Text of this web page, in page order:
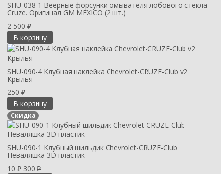
SHU-038-1 Веерные форсунки омывателя лобового стекла
Cruze. Оригинал GM MEXICO (2 шт.)
2 500 ₽
В корзину
SHU-090-4 Клубная наклейка Chevrolet-CRUZE-Club v2
Крылья
250 ₽
В корзину
Скидка
SHU-090-1 Клубный шильдик Chevrolet-CRUZE-Club
Неваляшка 3D пластик
10 ₽ 300₽